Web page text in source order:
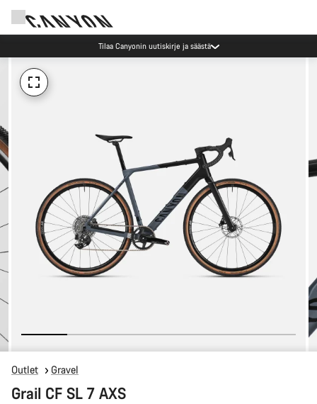
Tilaa Canyonin uutiskirje ja säästä
Outlet Gravel
Grail CF SL 7 AXS